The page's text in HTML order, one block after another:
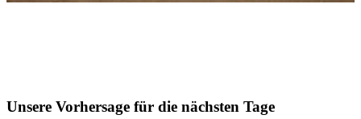
Unsere Vorhersage für die nächsten Tage